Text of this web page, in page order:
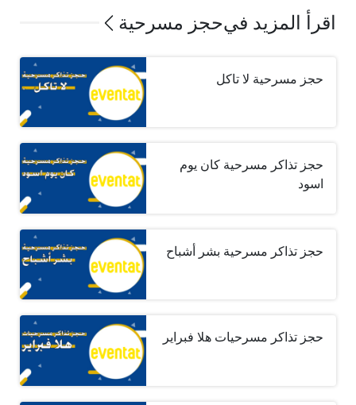
اقرأ المزيد فيحجز مسرحية
حجز مسرحية لا تاكل
حجز تذاكر مسرحية كان يوم
اسود
حجز تذاكر مسرحية بشر أشباح
حجز تذاكر مسرحيات هلا فبراير